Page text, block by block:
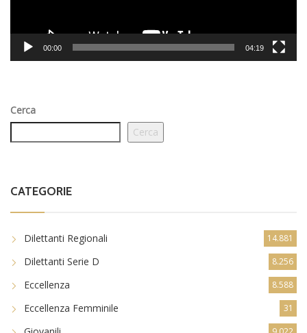
00:00 04:19
Cerca
Cerca
CATEGORIE
Dilettanti Regionali 14.881
Dilettanti Serie D 8.256
Eccellenza 8.588
Eccellenza Femminile 31